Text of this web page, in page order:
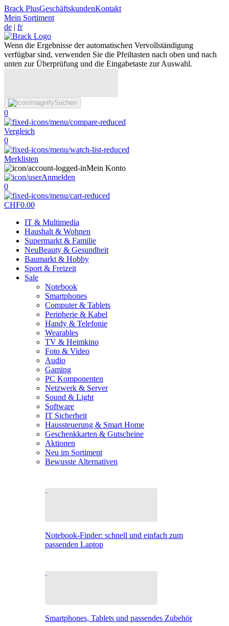
Brack PlusGeschäftskundenKontakt
Mein Sortiment
de | fr
Wenn die Ergebnisse der automatischen Vervollständigung
verfügbar sind, verwenden Sie die Pfeiltasten nach oben und nach
unten zur Überprüfung und die Eingabetaste zur Auswahl.
Suchen
0
Vergleich
0
Merklisten
Mein Konto
Anmelden
0
CHF0.00
IT & Multimedia
Haushalt & Wohnen
Supermarkt & Familie
NeuBeauty & Gesundheit
Baumarkt & Hobby
Sport & Freizeit
Sale
Notebook
Smartphones
Computer & Tablets
Peripherie & Kabel
Handy & Telefonie
Wearables
TV & Heimkino
Foto & Video
Audio
Gaming
PC Komponenten
Netzwerk & Server
Sound & Light
Software
IT Sicherheit
Haussteuerung & Smart Home
Geschenkkarten & Gutscheine
Aktionen
Neu im Sortiment
Bewusste Alternativen
Notebook-Finder: schnell und einfach zum
passenden Laptop
Smartphones, Tablets und passendes Zubehör